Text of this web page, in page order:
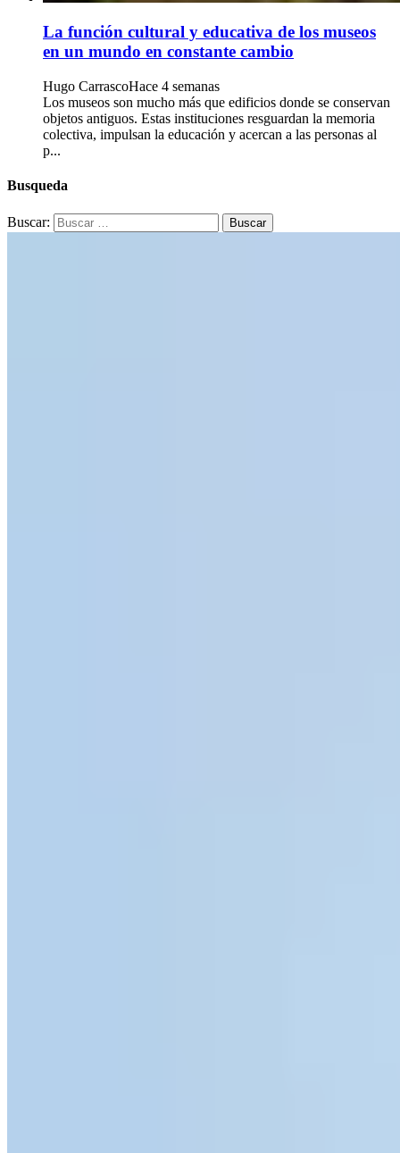
La función cultural y educativa de los museos
en un mundo en constante cambio
Hugo CarrascoHace 4 semanas
Los museos son mucho más que edificios donde se conservan
objetos antiguos. Estas instituciones resguardan la memoria
colectiva, impulsan la educación y acercan a las personas al
p...
Busqueda
Buscar: